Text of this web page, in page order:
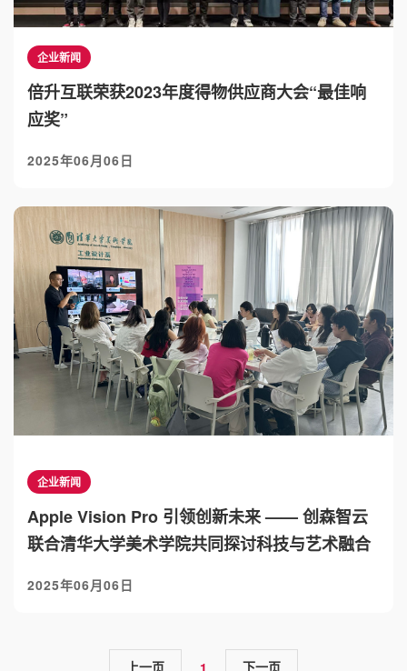
企业新闻
倍升互联荣获2023年度得物供应商大会“最佳响
应奖”
2025年06月06日
企业新闻
Apple Vision Pro 引领创新未来 —— 创森智云
联合清华大学美术学院共同探讨科技与艺术融合
2025年06月06日
上一页 1 下一页